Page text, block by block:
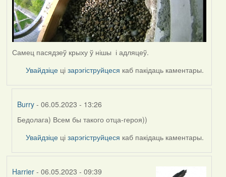
Самец пасядзеў крыху ў нішы і адляцеў.
Увайдзіце цізарэгіструйцеся каб пакідаць каментары.
Burry - 06.05.2023 - 13:26
In
reply
by
Бедолага) Всем бы такого отца-героя))
Увайдзіце цізарэгіструйцеся каб пакідаць каментары.
Harrier- 06.05.2023 - 09:39